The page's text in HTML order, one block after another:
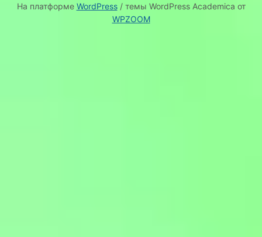
На платформе WordPress/ темы WordPress Academica от
WPZOOM